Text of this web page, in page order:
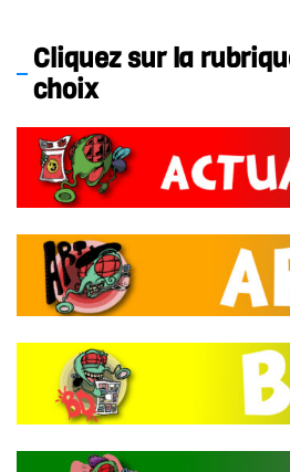
Cliquez sur la
choix